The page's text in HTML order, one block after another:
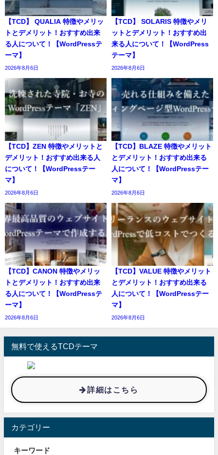
【TCD】 QUALIA 特徴やメリッ
トとデメリット！おすすめ出来
る人について！【WordPressテ
ーマ】
2026年8月6日
【TCD】 SOLARIS 特徴やメリ
ットとデメリット！おすすめ出
来る人について！【WordPress
テーマ】
2026年8月6日
【TCD】ZEN 特徴やメリットと
デメリット！おすすめ出来る人
について！【WordPressテー
マ】
2026年8月6日
【TCD】BLAZE 特徴やメリット
とデメリット！おすすめ出来る
人について！【WordPressテー
マ】
2026年8月6日
【TCD】CANON 特徴やメリッ
トとデメリット！おすすめ出来
る人について！【WordPressテ
ーマ】
2026年8月6日
【TCD】VALUE 特徴やメリット
とデメリット！おすすめ出来る
人について！【WordPressテー
マ】
2026年8月6日
無料で使えるTCDテーマ
詳細はこちら
カテゴリー
キーワード